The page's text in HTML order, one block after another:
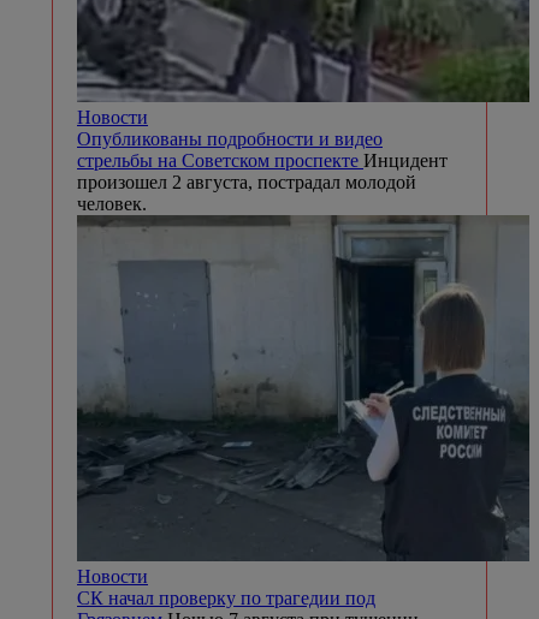
Новости
Опубликованы подробности и видео
стрельбы на Советском проспекте Инцидент
произошел 2 августа, пострадал молодой
человек.
Новости
СК начал проверку по трагедии под